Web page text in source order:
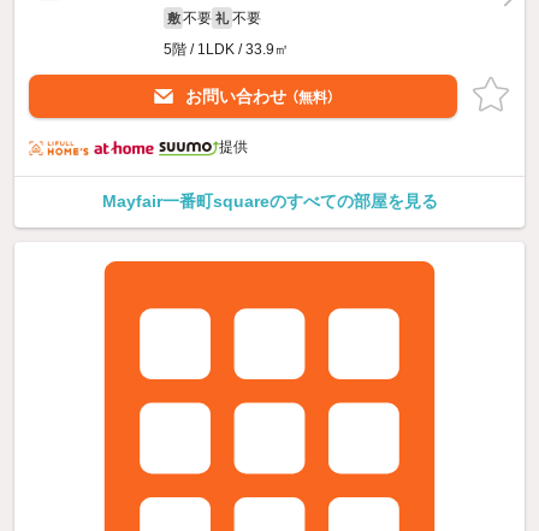
敷 不要 礼 不要
5階 / 1LDK / 33.9㎡
お問い合わせ （無料）
提供
Mayfair一番町squareのすべての部屋を見る